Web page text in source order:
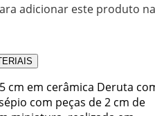
adicionar este produto na
cm em cerâmica Deruta
com peças de 2 cm de